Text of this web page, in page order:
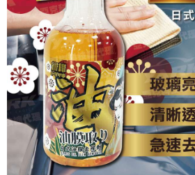
ATM／網路銀行／等多元方式進行付款，方視
※ 請注意：結帳手續完成當下不需立刻繳費，但
購買商品的店家。未經商家同意取消之訂單仍視
後付繳納相關費用。
※ 交易是否成功請以「AFTEE先享後付 」之結
是否繳費成功／繳費後需取消欲退款等相關疑問
客戶支援中心」https://
【注意事項】
１．透過由恩沛科技股份有限公司提供之「
易，需依本服務之必要範圍內提供個人資料，
權轉讓予恩沛科技股份有限公司。
２．關於個人資料處理事宜，請瀏覽以下網址：
https://aftee.tw/terms/#terms3
萊爾富取貨付款 (運費70$)
每筆NT$70，滿NT$490(含以上)免運費
付款後萊爾富取貨 (運費70$)
每筆NT$70，滿NT$490(含以上)免運費
7-11取貨付款 (運費70$)
每筆NT$70，滿NT$490(含以上)免運費
付款後7-11取貨 (運費70$)
每筆NT$70，滿NT$490(含以上)免運費